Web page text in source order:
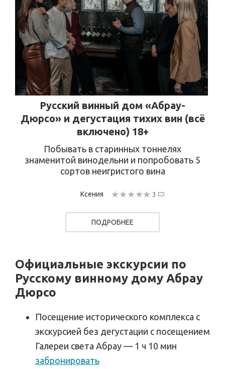
Русский винный дом «Абрау-
Дюрсо» и дегустация тихих вин (всё
включено) 18+
Побывать в старинных тоннелях
знаменитой винодельни и попробовать 5
сортов неигристого вина
Ксения 3
ПОДРОБНЕЕ
Официальные экскурсии по
Русскому винному дому Абрау
Дюрсо
Посещение исторического комплекса с
экскурсией без дегустации с посещением
Галереи света Абрау — 1 ч 10 мин
забронировать